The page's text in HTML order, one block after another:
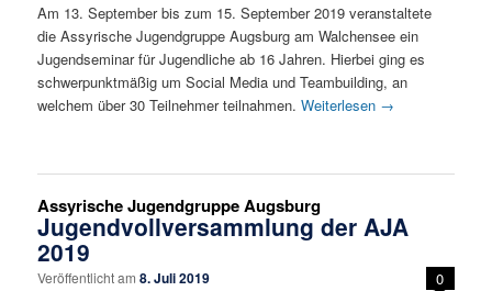
Am 13. September bis zum 15. September 2019 veranstaltete
die Assyrische Jugendgruppe Augsburg am Walchensee ein
Jugendseminar für Jugendliche ab 16 Jahren. Hierbei ging es
schwerpunktmäßig um Social Media und Teambuilding, an
welchem über 30 Teilnehmer teilnahmen.Weiterlesen →
Assyrische Jugendgruppe Augsburg
Jugendvollversammlung der AJA
2019
Veröffentlicht am8. Juli 2019 0